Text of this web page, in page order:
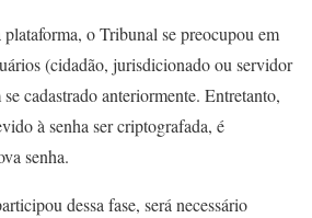
o Tribunal se preocupou em
(cidadão, jurisdicionado ou servidor
cadastrado anteriormente. Entretanto,
à senha ser criptografada, é
senha.
dessa fase, será necessário